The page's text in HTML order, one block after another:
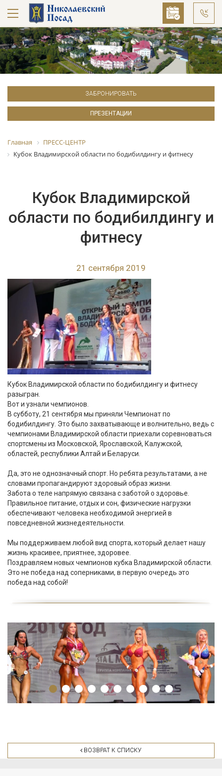
ЗАБРОНИРОВАТЬ
ПРЕЗЕНТАЦИИ
Главная
ПРЕСС-ЦЕНТР
Кубок Владимирской области по бодибилдингу и фитнесу
Кубок Владимирской
области по бодибилдингу и
фитнесу
21 сентября 2019
Кубок Владимирской области по бодибилдингу и фитнесу
разыгран.
Вот и узнали чемпионов.
В субботу, 21 сентября мы приняли Чемпионат по
бодибилдингу. Это было захватывающе и волнительно, ведь с
чемпионами Владимирской области приехали соревноваться
спортсмены из Московской, Ярославской, Калужской,
областей, республики Алтай и Беларуси.
Да, это не однозначный спорт. Но ребята результатами, а не
словами пропагандируют здоровый образ жизни.
Забота о теле напрямую связана с заботой о здоровье.
Правильное питание, отдых и сон, физические нагрузки
обеспечивают человека необходимой энергией в
повседневной жизнедеятельности.
Мы поддерживаем любой вид спорта, который делает нашу
жизнь красивее, приятнее, здоровее.
Поздравляем новых чемпионов кубка Владимирской области.
Это не победа над соперниками, в первую очередь это
победа над собой!
ВОЗВРАТ К СПИСКУ